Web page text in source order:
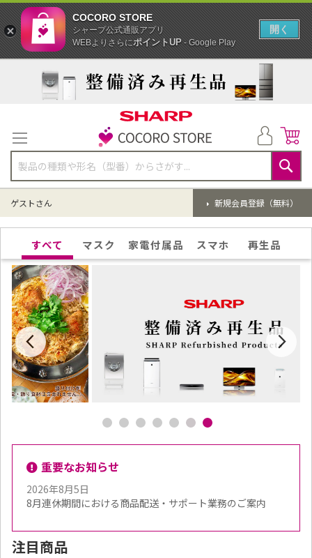
に
ス
プ
検
索
新規会員登録（無料）
ゲストさん
すべて マスク 家電付属品 スマホ 再生品
重要なお知らせ
2026年8月5日
8月連休期間における商品配送・サポート業務のご案内
注目商品
COCORO STORE
シャープ公式通販アプリ
WEBよりさらにポイントUP- Google Play
開く